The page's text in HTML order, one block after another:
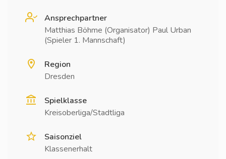
Ansprechpartner
Matthias Böhme (Organisator) Paul Urban
(Spieler 1. Mannschaft)
Region
Dresden
Spielklasse
Kreisoberliga/Stadtliga
Saisonziel
Klassenerhalt